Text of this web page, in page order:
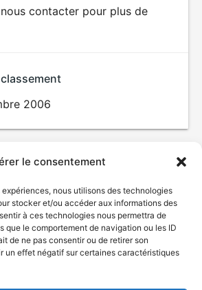
le consentement
nous utilisons des technologies
stocker et/ou accéder aux informations des
à ces technologies nous permettra de
que le comportement de navigation ou les ID
de ne pas consentir ou de retirer son
un effet négatif sur certaines caractéristiques
contacter pour plus de
2006